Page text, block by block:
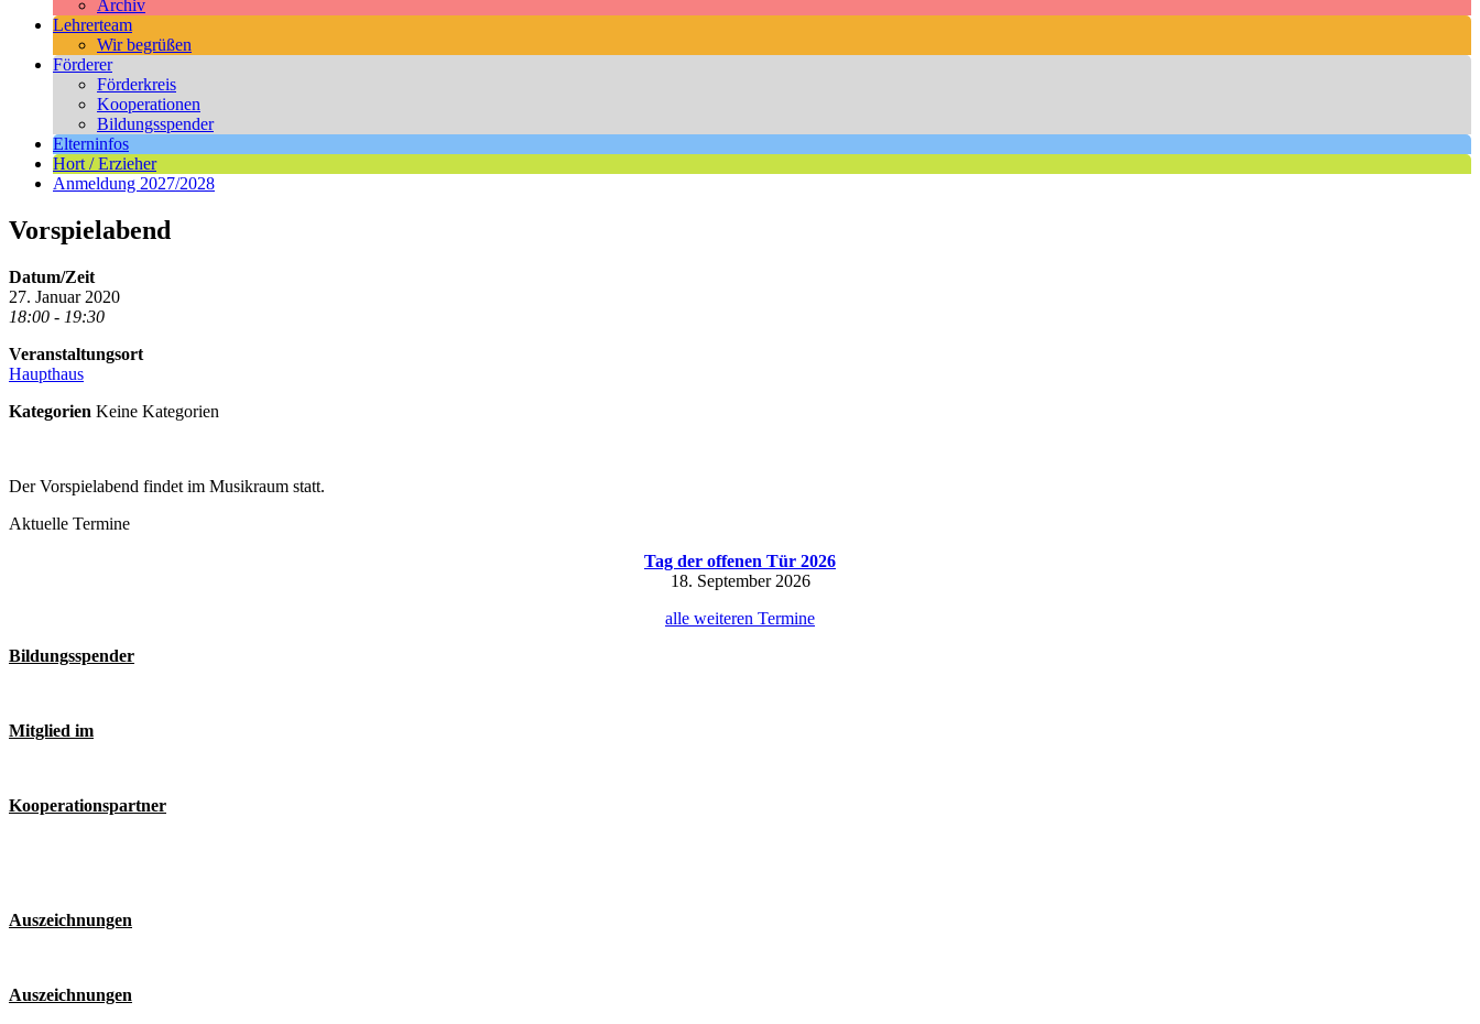
Archiv
Lehrerteam
Wir begrüßen
Förderer
Förderkreis
Kooperationen
Bildungsspender
Elterninfos
Hort / Erzieher
Anmeldung 2027/2028
Vorspielabend
Datum/Zeit
27. Januar 2020
18:00 - 19:30
Veranstaltungsort
Haupthaus
Kategorien Keine Kategorien
Der Vorspielabend findet im Musikraum statt.
Aktuelle Termine
Tag der offenen Tür 2026
18. September 2026
alle weiteren Termine
Bildungsspender
Mitglied im
Kooperationspartner
Auszeichnungen
Auszeichnungen